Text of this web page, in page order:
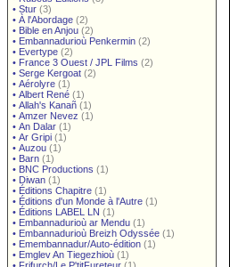
• Stur (3)
• À l'Abordage (2)
• Bible en Anjou (2)
• Embannadurioù Penkermin (2)
• Evertype (2)
• France 3 Ouest / JPL Films (2)
• Serge Kergoat (2)
• Aérolyre (1)
• Albert René (1)
• Allah's Kanañ (1)
• Amzer Nevez (1)
• An Dalar (1)
• Ar Gripi (1)
• Auzou (1)
• Barn (1)
• BNC Productions (1)
• Diwan (1)
• Éditions Chapitre (1)
• Éditions d'un Monde à l'Autre (1)
• Éditions LABEL LN (1)
• Embannadurioù ar Mendu (1)
• Embannadurioù Breizh Odyssée (1)
• Emembannadur/Auto-édition (1)
• Emglev An Tiegezhioù (1)